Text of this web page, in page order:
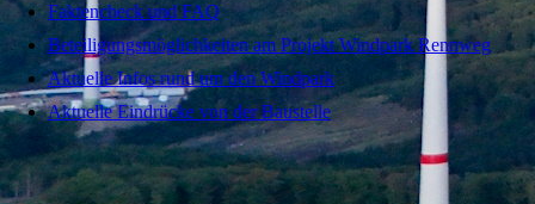
Faktencheck und FAQ
Beteiligungsmöglichkeiten am Projekt Windpark Rennweg
Aktuelle Infos rund um den Windpark
Aktuelle Eindrücke von der Baustelle